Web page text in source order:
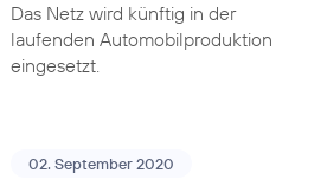
Das Netz wird künftig in der
laufenden Automobilproduktion
eingesetzt.
02. September 2020